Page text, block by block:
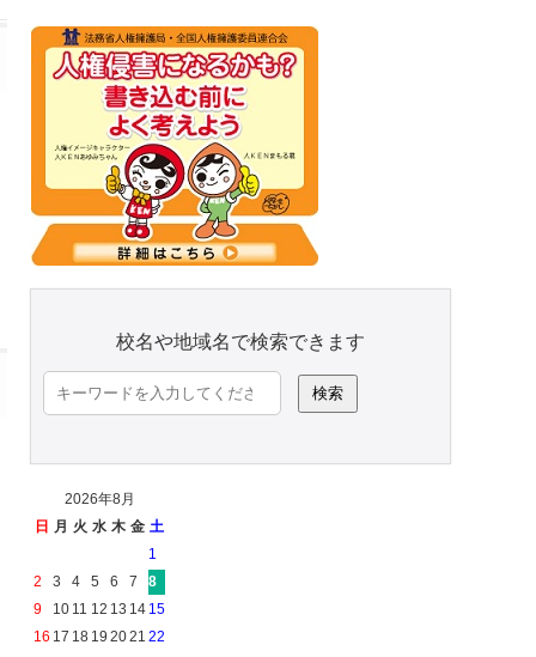
校名や地域名で検索できます
検
索:
2026年8月
日 月 火 水 木 金 土
1
2
3 4 5 6 7
8
9
10 11 12 13 14 15
16 17 18 19 2021 22